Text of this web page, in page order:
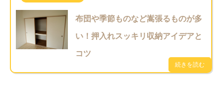
布団や季節ものなど嵩張るものが多
い！押入れスッキリ収納アイデアと
コツ